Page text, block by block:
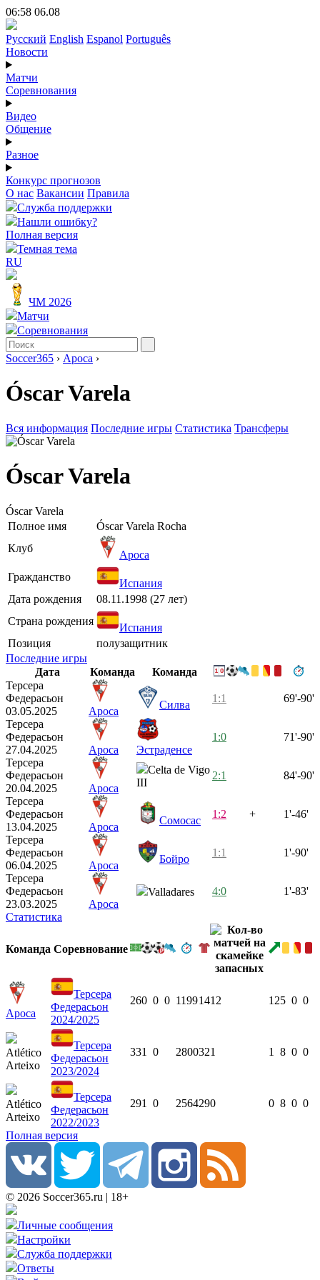
06:58 06.08
Русский English Espanol Português
Новости
Матчи
Соревнования
Видео
Общение
Разное
Конкурс прогнозов
О нас Вакансии Правила
Служба поддержки
Нашли ошибку?
Полная версия
Темная тема
RU
ЧМ 2026
Матчи
Соревнования
Soccer365 › Ароса ›
Óscar Varela
Вся информация Последние игры Статистика Трансферы
Óscar Varela
Óscar Varela
Полное имя
Óscar Varela Rocha
Клуб
Ароса
Гражданство
Испания
Дата рождения
08.11.1998 (27 лет)
Страна рождения
Испания
Позиция
полузащитник
Последние игры
Дата
Команда
Команда
Терсера
Федерасьон
03.05.2025
Ароса
Силва
1:1 69'-90'
Терсера
Федерасьон
27.04.2025
Ароса Эстраденсе
1:0 71'-90'
Терсера
Федерасьон
20.04.2025
Ароса
Celta de Vigo
III
2:1 84'-90'
Терсера
Федерасьон
13.04.2025
Ароса
Сомосас
1:2 + 1'-46'
Терсера
Федерасьон
06.04.2025
Ароса
Бойро
1:1 1'-90'
Терсера
Федерасьон
23.03.2025
Ароса
Valladares 4:0 1'-83'
Статистика
Команда Соревнование
Ароса
Терсера
Федерасьон
2024/2025
260 0 0 11991412 125 0 0
Atlético
Arteixo
Терсера
Федерасьон
2023/2024
331 0 2800321 1 8 0 0
Atlético
Arteixo
Терсера
Федерасьон
2022/2023
291 0 2564290 0 8 0 0
Полная версия
© 2026 Soccer365.ru | 18+
Личные сообщения
Настройки
Служба поддержки
Ответы